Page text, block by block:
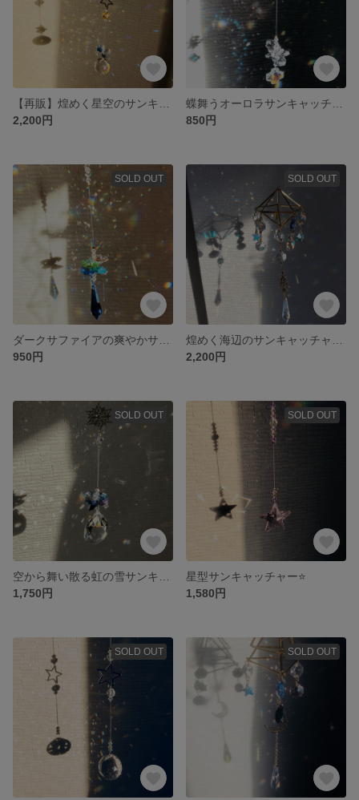
2,200円
850円
SOLD OUT
950円
SOLD OUT
2,200円
SOLD OUT
1,750円
SOLD OUT
星型サンキャッチャー⭐️
1,580円
SOLD OUT SOLD OUT